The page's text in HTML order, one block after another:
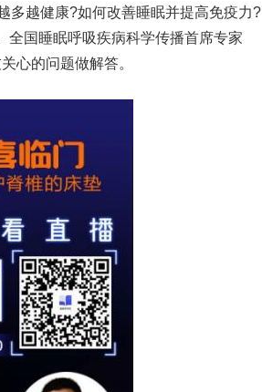
越健康?如何改善睡眠并提高免疫力?
全国睡眠呼吸疾病科学传播首席专家
心的问题做解答。